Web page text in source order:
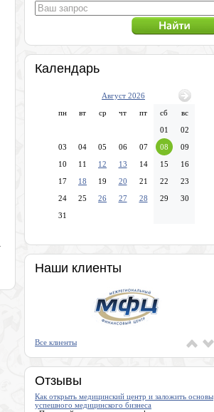
Календарь
Август 2026
пн
вт ср чт пт сб
вс
01
02
03
04 05 06 07 08
09
10
11 12 13 14 15
16
17
18 19 20 21 22
23
24
25 26 27 28 29
30
31
Наши клиенты
Все клиенты
Отзывы
Как открыть медицинский центр и заложить основы
успешного медицинского бизнеса